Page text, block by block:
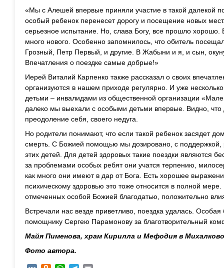
«Мы с Алешей впервые приняли участие в такой далекой
особый ребенок перенесет дорогу и посещение новых
серьезное испытание. Но, слава Богу, все прошло
много нового. Особенно запомнилось, что обитель
Грозный, Петр Первый, и другие. В Жабыни и я, и сын,
Впечатления о поездке самые добрые!»
Иерей Виталий Карпенко также рассказал о своих
организуются в нашем приходе регулярно. И уже
детьми – инвалидами из общественной организации
далеко мы выехали с особыми детьми впервые. Видно, что
преодоление себя, своего недуга.
Но родители понимают, что если такой ребенок засядет
смерть. С Божией помощью мы дозировано, с поддержкой,
этих детей. Для детей здоровых такие поездки являются
за проблемами особых ребят они учатся терпению,
как много они имеют в дар от Бога. Есть хорошее
психическому здоровью это тоже относится в полной
отмеченных особой Божией благодатью, положительно
Встречали нас везде приветливо, поездка удалась.
помощнику Сергею Парамонову за благотворительный
Майя Пименова, храм Кирилла и Мефодия в
Фото автора.